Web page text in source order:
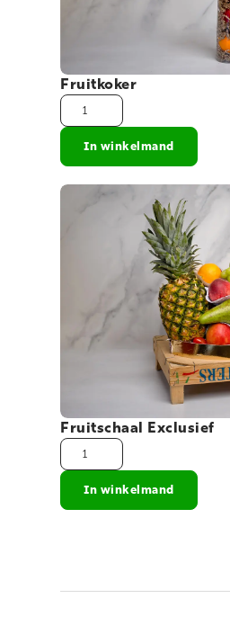
Fruitkoker
In winkelmand
Fruitschaal Exclusief
In winkelmand